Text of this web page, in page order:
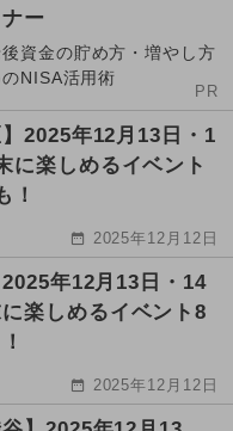
ー
資金の貯め方・増やし方
NISA活用術
PR
】2025年12月13日・1
に楽しめるイベント
2025年12月12日
2025年12月13日・14
楽しめるイベント8
2025年12月12日